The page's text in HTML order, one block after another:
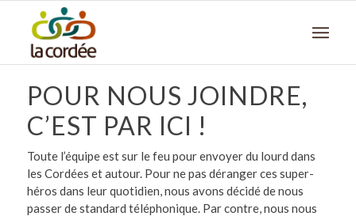
POUR NOUS JOINDRE,
C’EST PAR ICI !
Toute l’équipe est sur le feu pour envoyer du lourd dans
les Cordées et autour. Pour ne pas déranger ces super-
héros dans leur quotidien, nous avons décidé de nous
passer de standard téléphonique. Par contre, nous nous